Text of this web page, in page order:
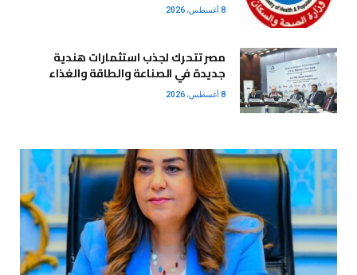
8 أغسطس، 2026
مصر تتحرك لجذب استثمارات هندية
جديدة في الصناعة والطاقة والغذاء
8 أغسطس، 2026